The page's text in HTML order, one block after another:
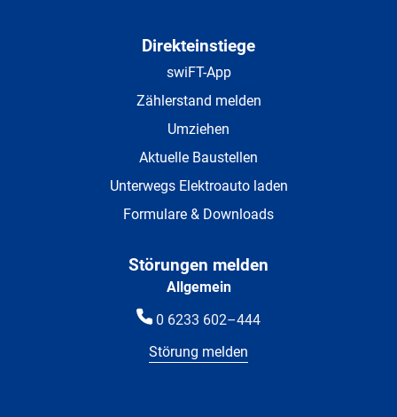
Direkteinstiege
swiFT-App
Zählerstand melden
Umziehen
Aktuelle Baustellen
Unterwegs Elektroauto laden
Formulare & Downloads
Störungen melden
Allgemein
0 6233 602–444
Störung melden